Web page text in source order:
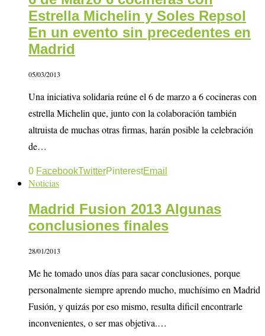
Estrella Michelin y Soles Repsol
En un evento sin precedentes en
Madrid
05/03/2013
Una iniciativa solidaria reúne el 6 de marzo a 6 cocineras con
estrella Michelin que, junto con la colaboración también
altruista de muchas otras firmas, harán posible la celebración
de…
0 FacebookTwitterPinterestEmail
Noticias
Madrid Fusion 2013 Algunas
conclusiones finales
28/01/2013
Me he tomado unos días para sacar conclusiones, porque
personalmente siempre aprendo mucho, muchísimo en Madrid
Fusión, y quizás por eso mismo, resulta dificil encontrarle
inconvenientes, o ser mas objetiva.…